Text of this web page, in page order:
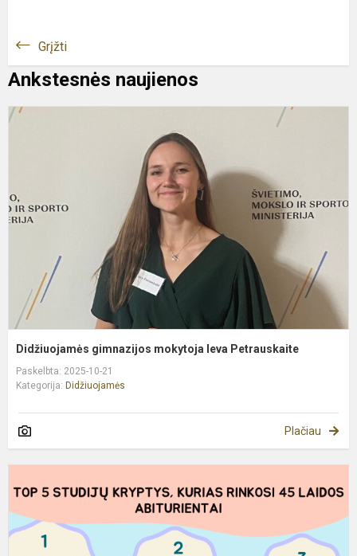
Grįžti
Ankstesnės naujienos
Didžiuojamės gimnazijos mokytoja Ieva Petrauskaite
Paskelbta: 2025-10-21
Kategorija: Didžiuojamės
Plačiau